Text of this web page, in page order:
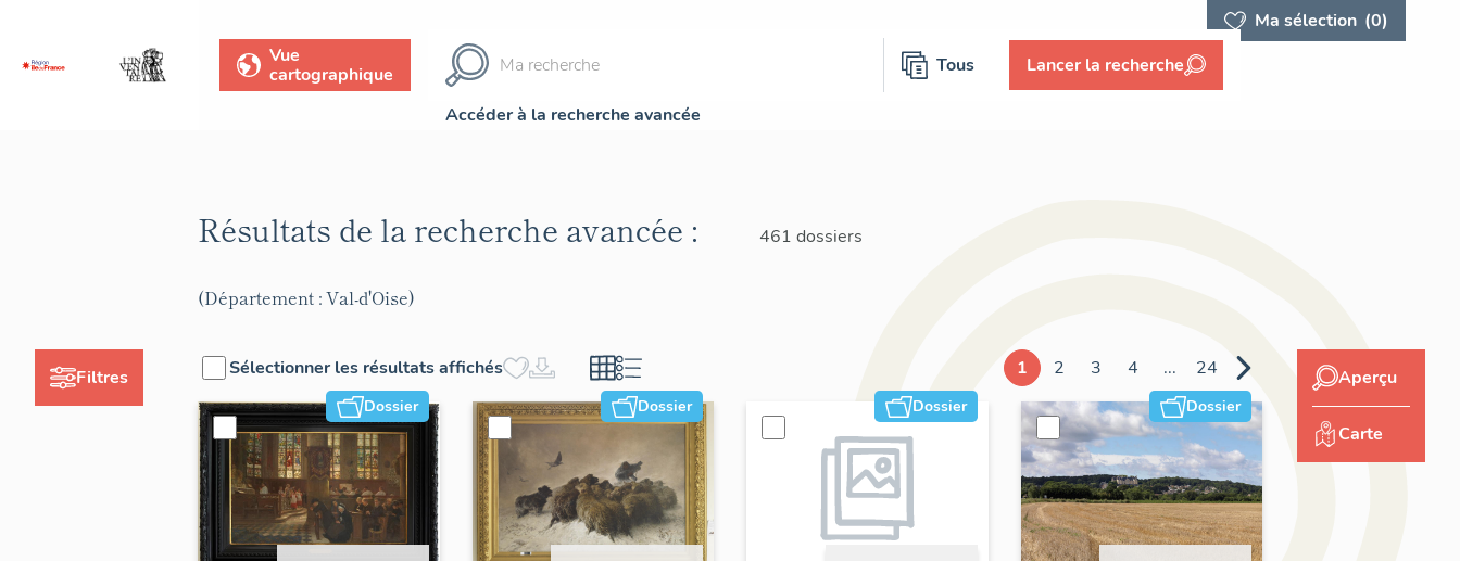
Ma sélection (0)
Vue
cartographique
Tous Lancer la recherche
Accéder à la recherche avancée
Filtres
Résultats de la recherche avancée : 461 dossiers
(Département : Val-d'Oise)
Sélectionner les résultats affichés 1 2 3 4 ... 24
Dossier Dossier Dossier Dossier
Aperçu
Carte